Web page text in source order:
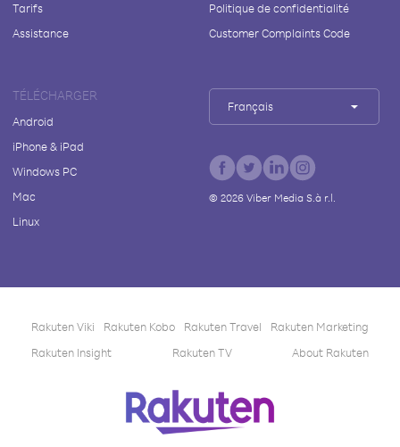
Tarifs
Assistance
Politique de confidentialité
Customer Complaints Code
TÉLÉCHARGER
Android
iPhone & iPad
Windows PC
Mac
Linux
Français
© 2026Viber Media S.à r.l.
Rakuten Viki Rakuten Kobo Rakuten Travel
Rakuten Marketing
Rakuten Insight
Rakuten TV About Rakuten